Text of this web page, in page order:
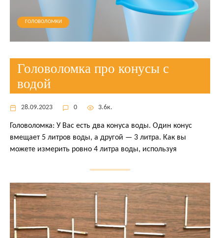
ГОЛОВОЛОМКИ
Головоломка про конусы с
водой
28.09.2023 0 3.6к.
Головоломка: У Вас есть два конуса воды. Один конус
вмещает 5 литров воды, а другой — 3 литра. Как вы
можете измерить ровно 4 литра воды, используя